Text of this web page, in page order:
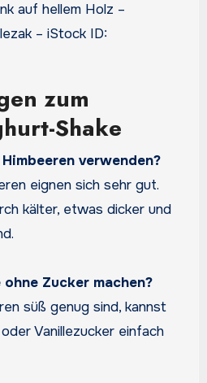
auf hellem Holz –
– iStock ID:
zum
Shake
verwenden?
eignen sich sehr gut.
kälter, etwas dicker und
Zucker machen?
süß genug sind, kannst
Vanillezucker einfach